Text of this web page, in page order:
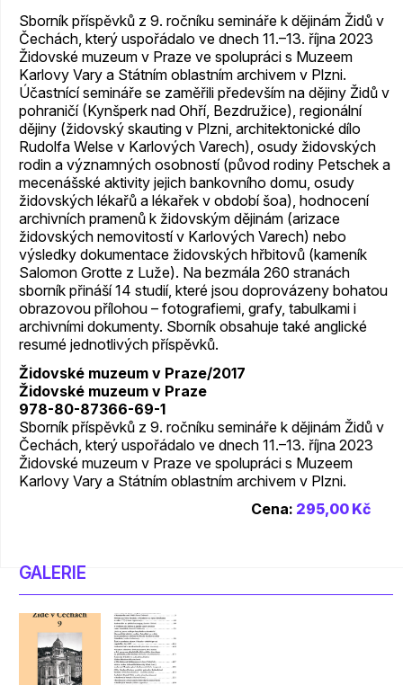
Sborník příspěvků z 9. ročníku semináře k dějinám Židů v
Čechách, který uspořádalo ve dnech 11.–13. října 2023
Židovské muzeum v Praze ve spolupráci s Muzeem
Karlovy Vary a Státním oblastním archivem v Plzni.
Účastnící semináře se zaměřili především na dějiny Židů v
pohraničí (Kynšperk nad Ohří, Bezdružice), regionální
dějiny (židovský skauting v Plzni, architektonické dílo
Rudolfa Welse v Karlových Varech), osudy židovských
rodin a významných osobností (původ rodiny Petschek a
mecenášské aktivity jejich bankovního domu, osudy
židovských lékařů a lékařek v období šoa), hodnocení
archivních pramenů k židovským dějinám (arizace
židovských nemovitostí v Karlových Varech) nebo
výsledky dokumentace židovských hřbitovů (kameník
Salomon Grotte z Luže). Na bezmála 260 stranách
sborník přináší 14 studií, které jsou doprovázeny bohatou
obrazovou přílohou – fotografiemi, grafy, tabulkami i
archivními dokumenty. Sborník obsahuje také anglické
resumé jednotlivých příspěvků.
Židovské muzeum v Praze/2017
Židovské muzeum v Praze
978-80-87366-69-1
Sborník příspěvků z 9. ročníku semináře k dějinám Židů v
Čechách, který uspořádalo ve dnech 11.–13. října 2023
Židovské muzeum v Praze ve spolupráci s Muzeem
Karlovy Vary a Státním oblastním archivem v Plzni.
Cena: 295,00 Kč
GALERIE